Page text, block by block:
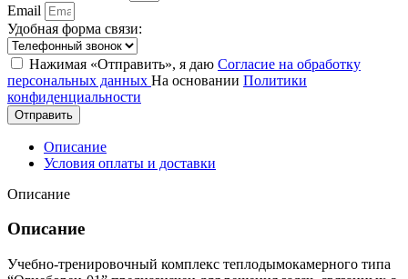
Email
Удобная форма связи:
Нажимая «Отправить», я даю Согласие на обработку
персональных данных На основании Политики
конфиденциальности
Отправить
Описание
Условия оплаты и доставки
Описание
Описание
Учебно-тренировочный комплекс теплодымокамерного типа